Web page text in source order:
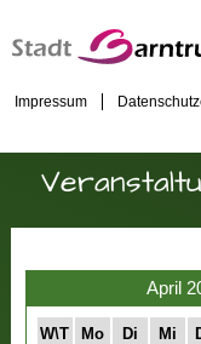
Impressum
April
W\T Mo Di Mi